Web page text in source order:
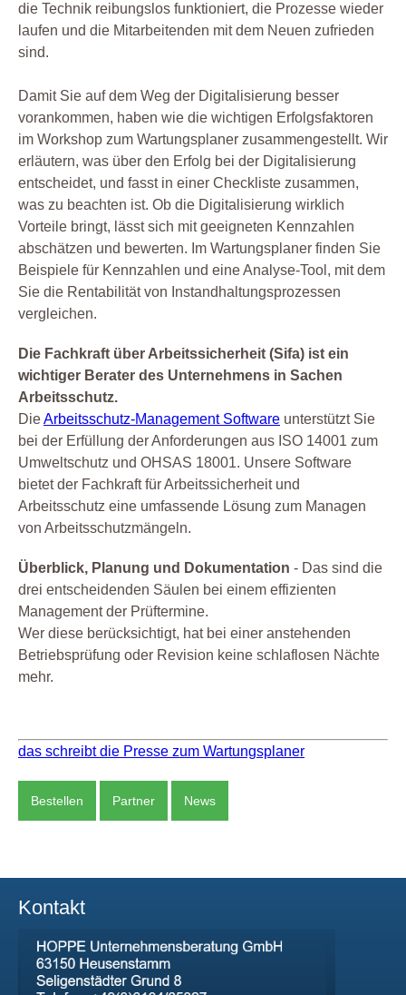
die Technik reibungslos funktioniert, die Prozesse wieder
laufen und die Mitarbeitenden mit dem Neuen zufrieden
sind.
Damit Sie auf dem Weg der Digitalisierung besser
vorankommen, haben wie die wichtigen Erfolgsfaktoren
im Workshop zum Wartungsplaner zusammengestellt. Wir
erläutern, was über den Erfolg bei der Digitalisierung
entscheidet, und fasst in einer Checkliste zusammen,
was zu beachten ist. Ob die Digitalisierung wirklich
Vorteile bringt, lässt sich mit geeigneten Kennzahlen
abschätzen und bewerten. Im Wartungsplaner finden Sie
Beispiele für Kennzahlen und eine Analyse-Tool, mit dem
Sie die Rentabilität von Instandhaltungsprozessen
vergleichen.
Die Fachkraft über Arbeitssicherheit (Sifa) ist ein
wichtiger Berater des Unternehmens in Sachen
Arbeitsschutz.
DieArbeitsschutz-Management Software unterstützt Sie
bei der Erfüllung der Anforderungen aus ISO 14001 zum
Umweltschutz und OHSAS 18001. Unsere Software
bietet der Fachkraft für Arbeitssicherheit und
Arbeitsschutz eine umfassende Lösung zum Managen
von Arbeitsschutzmängeln.
Überblick, Planung und Dokumentation - Das sind die
drei entscheidenden Säulen bei einem effizienten
Management der Prüftermine.
Wer diese berücksichtigt, hat bei einer anstehenden
Betriebsprüfung oder Revision keine schlaflosen Nächte
mehr.
das schreibt die Presse zum Wartungsplaner
Bestellen Partner News
Kontakt